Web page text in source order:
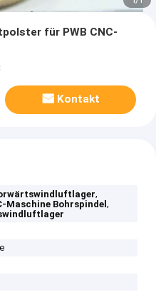
für PWB CNC-
Kontakt
,
Maschine Bohrspindel,